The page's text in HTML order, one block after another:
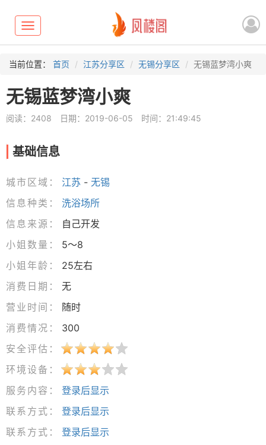
Toggle
navigation
当前位置： 首页 江苏分享区 无锡分享区 无锡蓝梦湾小爽
无锡蓝梦湾小爽
阅读：2408 日期：2019-06-05 时间：21:49:45
基础信息
城市区域： 江苏 - 无锡
信息种类：
洗浴场所
信息来源：
自己开发
小姐数量：
5～8
小姐年龄：
25左右
消费日期：
无
营业时间：
随时
消费情况：
300
安全评估：
环境设备：
服务内容：
登录后显示
联系方式：
登录后显示
联系方式：
登录后显示